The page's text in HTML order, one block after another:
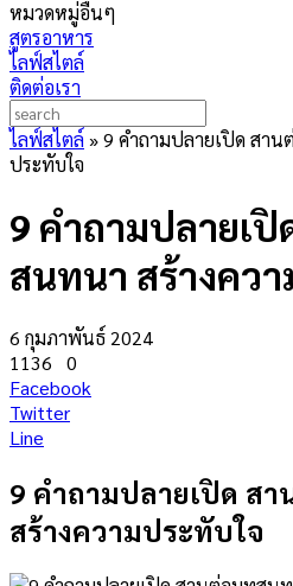
หมวดหมู่อื่นๆ
สูตรอาหาร
ไลฟ์สไตล์
ติดต่อเรา
ไลฟ์สไตล์ »9 คำถามปลายเปิด สา
ประทับใจ
9 คำถามปลายเ
สนทนา สร้างคว
6 กุมภาพันธ์ 2024
1136
0
Facebook
Twitter
Line
9 คำถามปลายเปิด ส
สร้างความประทับใจ